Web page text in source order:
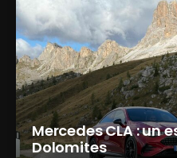
Mercedes CLA : un
Dolomites